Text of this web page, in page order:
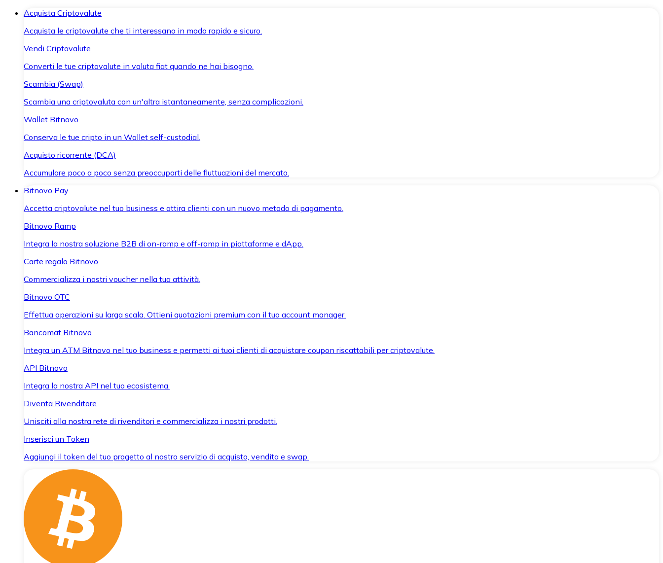
Acquista Criptovalute
Acquista le criptovalute che ti interessano in modo rapido e sicuro.
Vendi Criptovalute
Converti le tue criptovalute in valuta fiat quando ne hai bisogno.
Scambia (Swap)
Scambia una criptovaluta con un'altra istantaneamente, senza complicazioni.
Wallet Bitnovo
Conserva le tue cripto in un Wallet self-custodial.
Acquisto ricorrente (DCA)
Accumulare poco a poco senza preoccuparti delle fluttuazioni del mercato.
Bitnovo Pay
Accetta criptovalute nel tuo business e attira clienti con un nuovo metodo di pagamento.
Bitnovo Ramp
Integra la nostra soluzione B2B di on-ramp e off-ramp in piattaforme e dApp.
Carte regalo Bitnovo
Commercializza i nostri voucher nella tua attività.
Bitnovo OTC
Effettua operazioni su larga scala. Ottieni quotazioni premium con il tuo account manager.
Bancomat Bitnovo
Integra un ATM Bitnovo nel tuo business e permetti ai tuoi clienti di acquistare coupon riscattabili per criptovalute.
API Bitnovo
Integra la nostra API nel tuo ecosistema.
Diventa Rivenditore
Unisciti alla nostra rete di rivenditori e commercializza i nostri prodotti.
Inserisci un Token
Aggiungi il token del tuo progetto al nostro servizio di acquisto, vendita e swap.